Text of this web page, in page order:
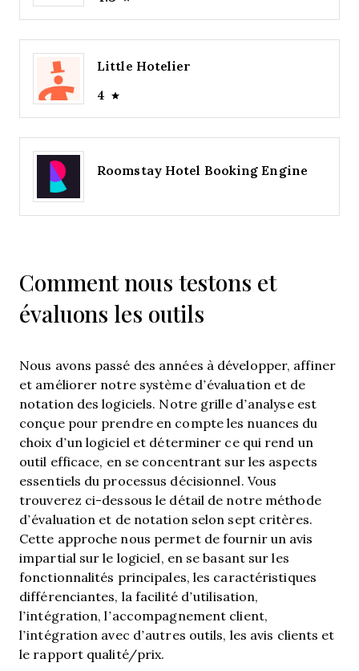
Little Hotelier
4
Roomstay Hotel Booking Engine
Comment nous testons et
évaluons les outils
Nous avons passé des années à développer, affiner
et améliorer notre système d’évaluation et de
notation des logiciels. Notre grille d’analyse est
conçue pour prendre en compte les nuances du
choix d’un logiciel et déterminer ce qui rend un
outil efficace, en se concentrant sur les aspects
essentiels du processus décisionnel. Vous
trouverez ci-dessous le détail de notre méthode
d’évaluation et de notation selon sept critères.
Cette approche nous permet de fournir un avis
impartial sur le logiciel, en se basant sur les
fonctionnalités principales, les caractéristiques
différenciantes, la facilité d’utilisation,
l’intégration, l’accompagnement client,
l’intégration avec d’autres outils, les avis clients et
le rapport qualité/prix.